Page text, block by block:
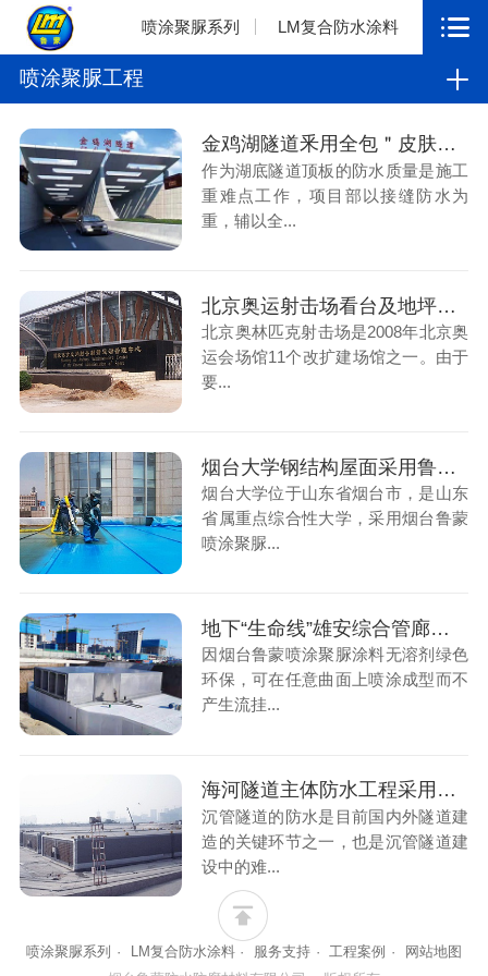
喷涂聚脲系列 LM复合防水涂料
喷涂聚脲工程
金鸡湖隧道釆用全包＂皮肤式＂鲁蒙喷涂聚脲
作为湖底隧道顶板的防水质量是施工
重难点工作，项目部以接缝防水为
重，辅以全...
北京奥运射击场看台及地坪采用鲁蒙喷涂聚脲
北京奥林匹克射击场是2008年北京奥
运会场馆11个改扩建场馆之一。由于
要...
烟台大学钢结构屋面采用鲁蒙喷涂聚脲
烟台大学位于山东省烟台市，是山东
省属重点综合性大学，采用烟台鲁蒙
喷涂聚脲...
地下“生命线”雄安综合管廊建设采用鲁蒙喷涂聚脲
因烟台鲁蒙喷涂聚脲涂料无溶剂绿色
环保，可在任意曲面上喷涂成型而不
产生流挂...
海河隧道主体防水工程采用鲁蒙喷涂聚脲
沉管隧道的防水是目前国内外隧道建
造的关键环节之一，也是沉管隧道建
设中的难...
喷涂聚脲系列 · LM复合防水涂料 · 服务支持 · 工程案例 ·
网站地图